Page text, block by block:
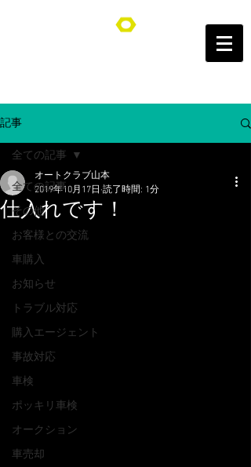
オートクラブ山本/Auto Club YAMAMOTO
記事
全ての記事
その他
お客様との交流
車購入
お知らせ
トラブル対応
購入エージェント
事故対応
車検
ポッキリ車検
オークション
車売却
全ての記事
仕入れです！
オートクラブ山本
2019年10月17日 読了時間: 1分